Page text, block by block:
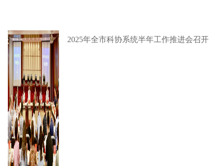
2025年全市科协系统半年工作推进会召开